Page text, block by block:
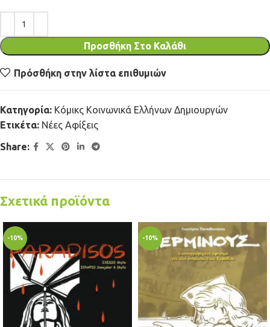
Προσθήκη Στο Καλάθι
Πρόσθήκη στην λίστα επιθυμιών
Κατηγορία: Κόμικς Κοινωνικά Ελλήνων Δημιουργών
Ετικέτα: Νέες Αφίξεις
Share:
Σχετικά προϊόντα
-10% -10%